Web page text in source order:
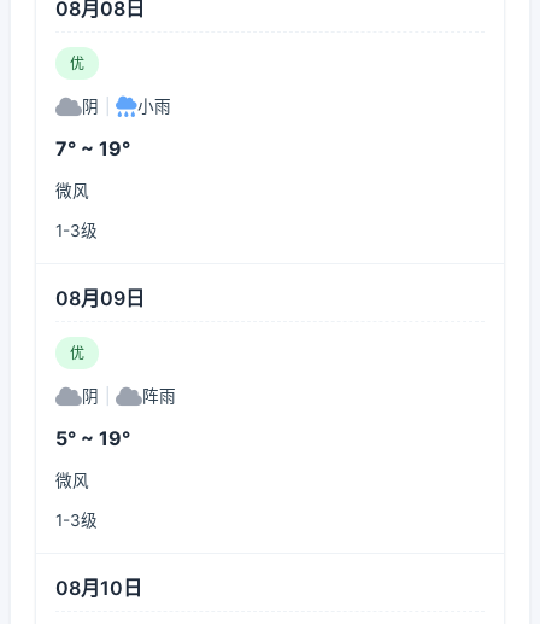
08月08日
优
阴 小雨
7° ~ 19°
微风
1-3级
08月09日
优
阴 阵雨
5° ~ 19°
微风
1-3级
08月10日